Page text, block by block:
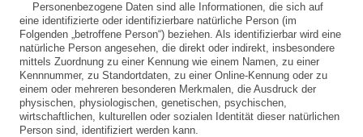
Personenbezogene Daten sind alle Informationen, die sich auf
eine identifizierte oder identifizierbare natürliche Person (im
Folgenden „betroffene Person“) beziehen. Als identifizierbar wird eine
natürliche Person angesehen, die direkt oder indirekt, insbesondere
mittels Zuordnung zu einer Kennung wie einem Namen, zu einer
Kennnummer, zu Standortdaten, zu einer Online-Kennung oder zu
einem oder mehreren besonderen Merkmalen, die Ausdruck der
physischen, physiologischen, genetischen, psychischen,
wirtschaftlichen, kulturellen oder sozialen Identität dieser natürlichen
Person sind, identifiziert werden kann.